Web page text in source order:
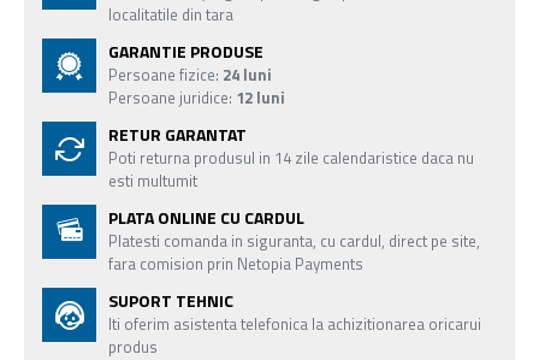
localitatile din tara
GARANTIE PRODUSE
Persoane fizice: 24 luni
Persoane juridice: 12 luni
RETUR GARANTAT
Poti returna produsul in 14 zile calendaristice daca nu
esti multumit
PLATA ONLINE CU CARDUL
Platesti comanda in siguranta, cu cardul, direct pe site,
fara comision prin Netopia Payments
SUPORT TEHNIC
Iti oferim asistenta telefonica la achizitionarea oricarui
produs